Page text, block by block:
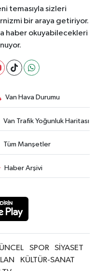
temasıyla sizleri
bir araya getiriyor.
haber okuyabilecekleri
Van Hava Durumu
Van Trafik Yoğunluk Haritası
Tüm Manşetler
Haber Arşivi
SPOR
SİYASET
KÜLTÜR-SANAT